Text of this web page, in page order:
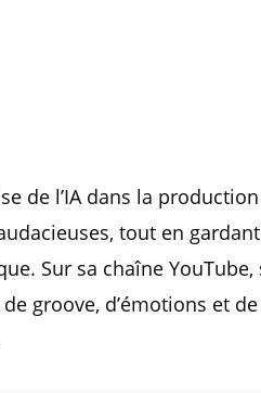
de l’IA dans la
tout en
Sur sa chaîne
groove, d’émotions et